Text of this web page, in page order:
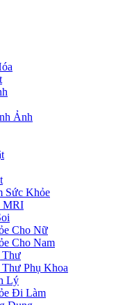
Ảnh
Sức Khỏe
MRI
Cho Nữ
Cho Nam
Thư
Phụ Khoa
Lý
Đi Làm